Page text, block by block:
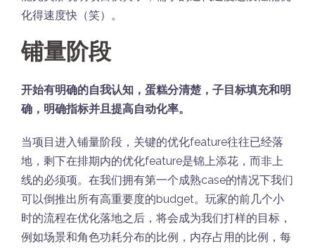
化得速度快（笑）。
铺量阶段
开始有明确的自我认知，蛋糕分清楚，子目标填充和明
确，明确指标并且提高自动化率。
当项目进入铺量阶段，关键的优化feature往往已经落
地，剩下在排期内的优化feature是锦上添花，而非上
线的必须项。在我们拥有第一个成熟case的情况下我们
可以倒推出所有高重要度的budget。玩家的前几个小
时的流程在优化落地之后，将会成为我们打样的目标，
例如场景和角色功耗分布的比例，内存占用的比例，每